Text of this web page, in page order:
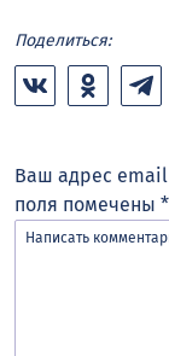
Поделиться:
Ваш адрес email
поля помечены *